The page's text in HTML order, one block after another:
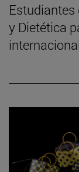
y Dietética